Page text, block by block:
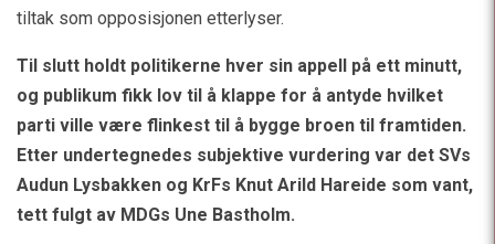
tiltak som opposisjonen etterlyser.
Til slutt holdt politikerne hver sin appell på ett minutt,
og publikum fikk lov til å klappe for å antyde hvilket
parti ville være flinkest til å bygge broen til framtiden.
Etter undertegnedes subjektive vurdering var det SVs
Audun Lysbakken og KrFs Knut Arild Hareide som vant,
tett fulgt av MDGs Une Bastholm.